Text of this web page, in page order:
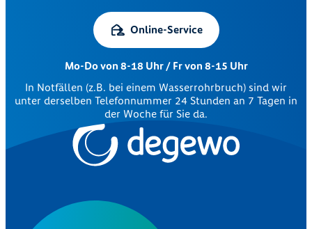
Online-Service
Mo-Do von 8-18 Uhr / Fr von 8-15 Uhr
In Notfällen (z.B. bei einem Wasserrohrbruch) sind wir
unter derselben Telefonnummer 24 Stunden an 7 Tagen in
der Woche für Sie da.